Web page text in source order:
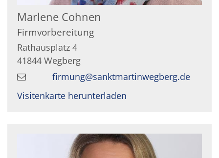
Marlene Cohnen
Firmvorbereitung
Rathausplatz 4
41844 Wegberg
firmung@sanktmartinwegberg.de
Visitenkarte herunterladen